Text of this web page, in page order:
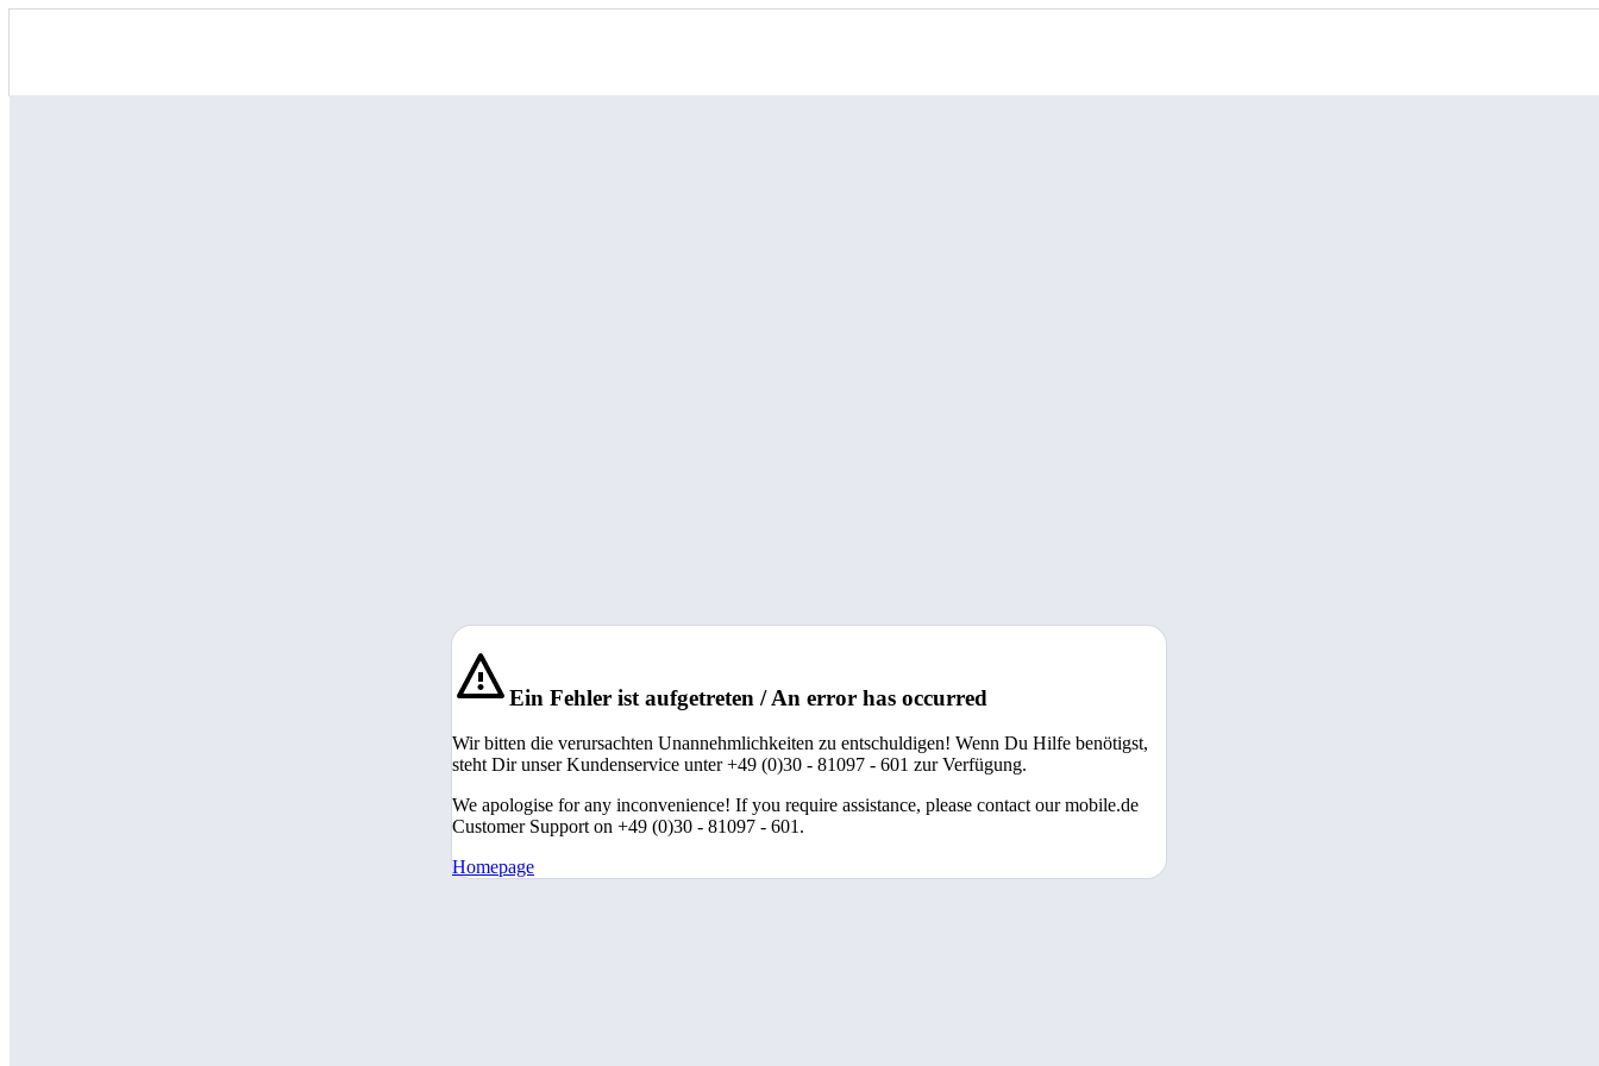
Ein Fehler ist aufgetreten / An error has occurred
Wir bitten die verursachten Unannehmlichkeiten zu entschuldigen! Wenn Du Hilfe benötigst,
steht Dir unser Kundenservice unter +49 (0)30 - 81097 - 601 zur Verfügung.
We apologise for any inconvenience! If you require assistance, please contact our mobile.de
Customer Support on +49 (0)30 - 81097 - 601.
Homepage